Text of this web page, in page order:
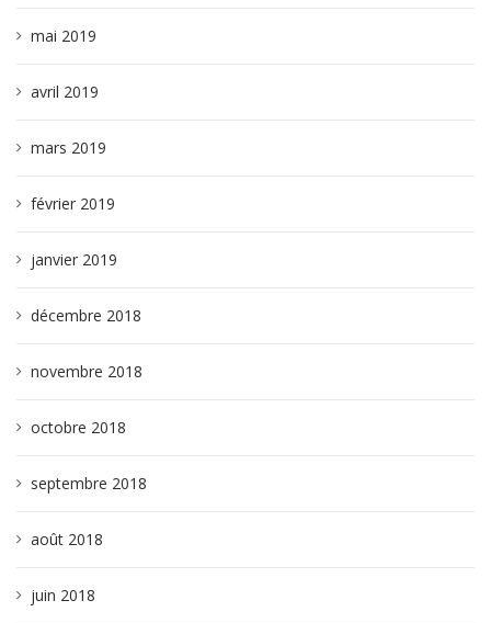
mai 2019
avril 2019
mars 2019
février 2019
janvier 2019
décembre 2018
novembre 2018
octobre 2018
septembre 2018
août 2018
juin 2018